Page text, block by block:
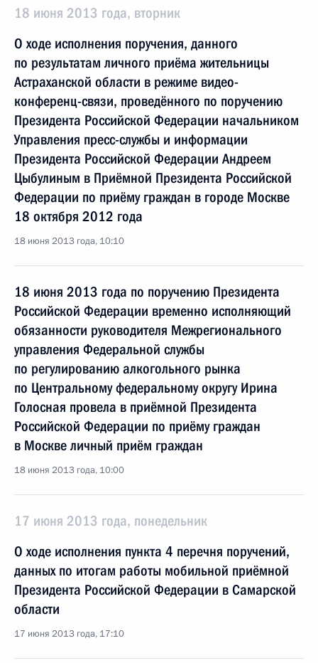
18 июня 2013 года, вторник
О ходе исполнения поручения, данного
по результатам личного приёма жительницы
Астраханской области в режиме видео-
конференц-связи, проведённого по поручению
Президента Российской Федерации начальником
Управления пресс-службы и информации
Президента Российской Федерации Андреем
Цыбулиным в Приёмной Президента Российской
Федерации по приёму граждан в городе Москве
18 октября 2012 года
18 июня 2013 года, 10:10
18 июня 2013 года по поручению Президента
Российской Федерации временно исполняющий
обязанности руководителя Межрегионального
управления Федеральной службы
по регулированию алкогольного рынка
по Центральному федеральному округу Ирина
Голосная провела в приёмной Президента
Российской Федерации по приёму граждан
в Москве личный приём граждан
18 июня 2013 года, 10:00
17 июня 2013 года, понедельник
О ходе исполнения пункта 4 перечня поручений,
данных по итогам работы мобильной приёмной
Президента Российской Федерации в Самарской
области
17 июня 2013 года, 17:10